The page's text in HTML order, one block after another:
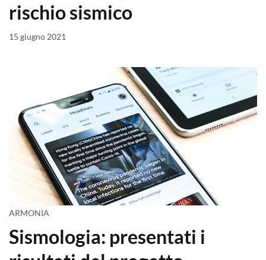
rischio sismico
15 giugno 2021
ARMONIA
Sismologia: presentati i